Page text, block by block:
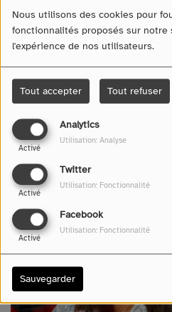
Nous utilisons des cookies pour
fonctionnalités proposés sur
l'expérience de nos utilisateurs.
Tout accepter Tout refuser
Analytics
Activé
Utilisation: Analyse
Twitter
Activé
Utilisation: Fonctionnalité
Facebook
Activé
Utilisation: Fonctionnalité
Sauvegarder
Écouter le podcast